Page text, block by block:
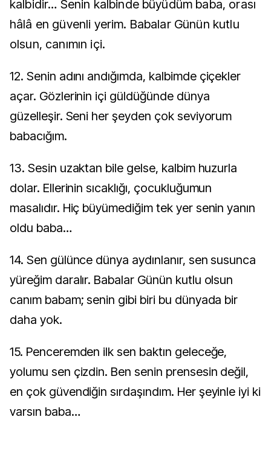
kalbidir… Senin kalbinde büyüdüm baba, orası
hâlâ en güvenli yerim. Babalar Günün kutlu
olsun, canımın içi.
12. Senin adını andığımda, kalbimde çiçekler
açar. Gözlerinin içi güldüğünde dünya
güzelleşir. Seni her şeyden çok seviyorum
babacığım.
13. Sesin uzaktan bile gelse, kalbim huzurla
dolar. Ellerinin sıcaklığı, çocukluğumun
masalıdır. Hiç büyümediğim tek yer senin yanın
oldu baba…
14. Sen gülünce dünya aydınlanır, sen susunca
yüreğim daralır. Babalar Günün kutlu olsun
canım babam; senin gibi biri bu dünyada bir
daha yok.
15. Penceremden ilk sen baktın geleceğe,
yolumu sen çizdin. Ben senin prensesin değil,
en çok güvendiğin sırdaşındım. Her şeyinle iyi ki
varsın baba…